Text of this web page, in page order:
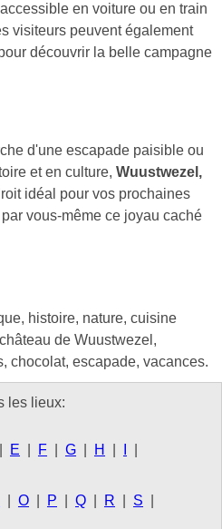
en voiture ou en train
visiteurs peuvent également
découvrir la belle campagne
d'une escapade paisible ou
et en culture, Wuustwezel,
idéal pour vos prochaines
vous-même ce joyau caché
histoire, nature, cuisine
de Wuustwezel,
chocolat, escapade, vacances.
les lieux:
E F G H
O P Q R S